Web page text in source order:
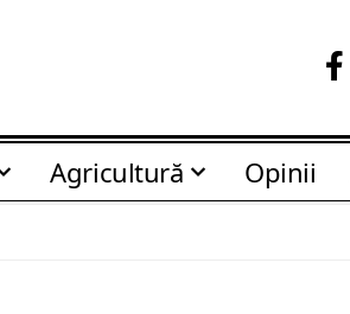
Agricultură Opinii